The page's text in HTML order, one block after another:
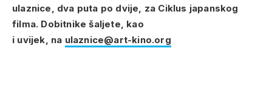
ulaznice, dva puta po dvije, za Ciklus japanskog
filma. Dobitnike šaljete, kao
i uvijek, na ulaznice@art-kino.org